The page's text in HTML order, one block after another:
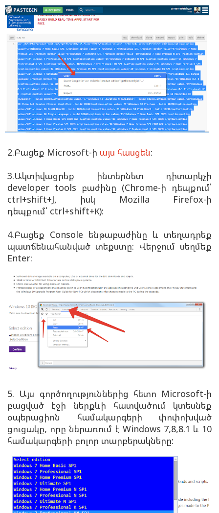
2.Բացեք Microsoft-ի այս հասցեն:
3.Ակտիվացրեք ինտերնետ դիտարկչի
developer tools բաժինը (Chrome-ի դեպքում՝
ctrl+shift+J, իսկ Mozilla Firefox-ի
դեպքում՝ ctrl+shift+К):
4.Բացեք Console ենթաբաժինը և տեղադրեք
պատճենահանված տեքստը: Վերջում սեղմեք
Enter:
5. Այս գործողություններից հետո Microsoft-ի
բացված էջի ներքևի հատվածում կտեսնեք
օպերացիոն համակարգերի փոփոխված
ցուցակը, որը ներառում է Windows 7,8,8.1 և 10
համակարգերի բոլոր տարբերակները: